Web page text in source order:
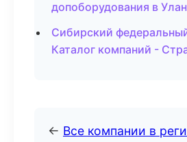
допоборудования в
Сибирский
Каталог компаний -
← Все компании в